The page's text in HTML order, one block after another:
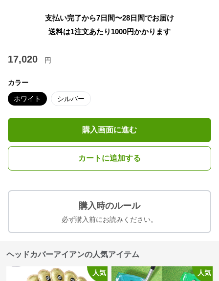
支払い完了から7日間〜28日間でお届け
送料は1注文あたり 1000円かかります
17,020 円
カラー
ホワイト シルバー
購入画面に進む
カートに追加する
購入時のルール
必ず購入前にお読みください。
ヘッドカバーアイアンの人気アイテム
人気 人気